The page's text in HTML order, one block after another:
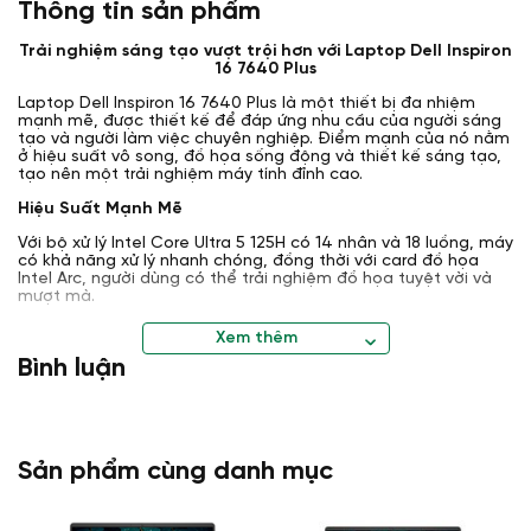
Thông tin sản phẩm
Trải nghiệm sáng tạo vượt trội hơn với Laptop Dell Inspiron
16 7640 Plus
Laptop Dell Inspiron 16 7640 Plus là một thiết bị đa nhiệm
mạnh mẽ, được thiết kế để đáp ứng nhu cầu của người sáng
tạo và người làm việc chuyên nghiệp. Điểm mạnh của nó nằm
ở hiệu suất vô song, đồ họa sống động và thiết kế sáng tạo,
tạo nên một trải nghiệm máy tính đỉnh cao.
Hiệu Suất Mạnh Mẽ
Với bộ xử lý Intel Core Ultra 5 125H có 14 nhân và 18 luồng, máy
có khả năng xử lý nhanh chóng, đồng thời với card đồ họa
Intel Arc, người dùng có thể trải nghiệm đồ họa tuyệt vời và
mượt mà.
Xem thêm
Bình luận
Sản phẩm cùng danh mục